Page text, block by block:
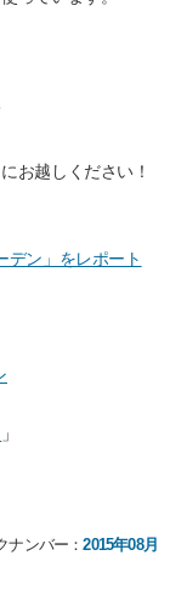
お越しください！
デン」をレポート
」
ナンバー：2015年08月